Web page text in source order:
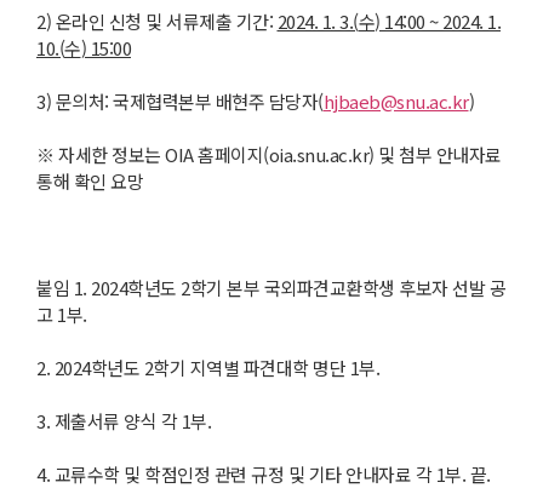
2) 온라인 신청 및 서류제출 기간: 2024. 1. 3.(수) 14:00 ~ 2024. 1.
10.(수) 15:00
3) 문의처: 국제협력본부 배현주 담당자(hjbaeb@snu.ac.kr)
※ 자세한 정보는 OIA 홈페이지(oia.snu.ac.kr) 및 첨부 안내자료
통해 확인 요망
붙임 1. 2024학년도 2학기 본부 국외파견교환학생 후보자 선발 공
고 1부.
2. 2024학년도 2학기 지역별 파견대학 명단 1부.
3. 제출서류 양식 각 1부.
4. 교류수학 및 학점인정 관련 규정 및 기타 안내자료 각 1부. 끝.